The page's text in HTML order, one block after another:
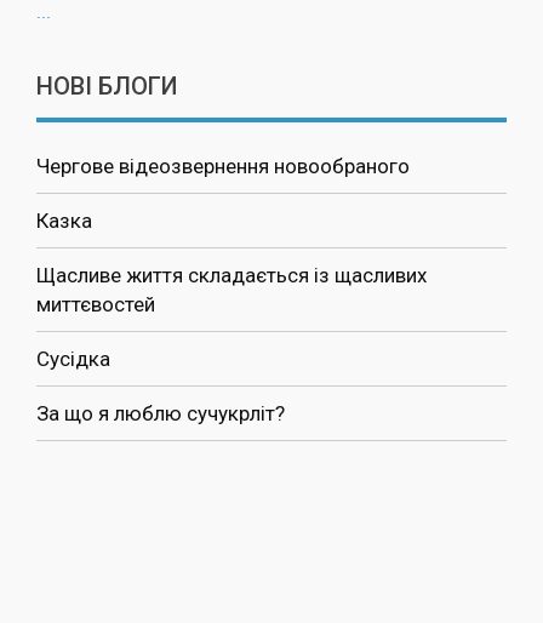
НОВІ БЛОГИ
Чергове відеозвернення новообраного
Казка
Щасливе життя складається із щасливих
миттєвостей
Сусідка
За що я люблю сучукрліт?